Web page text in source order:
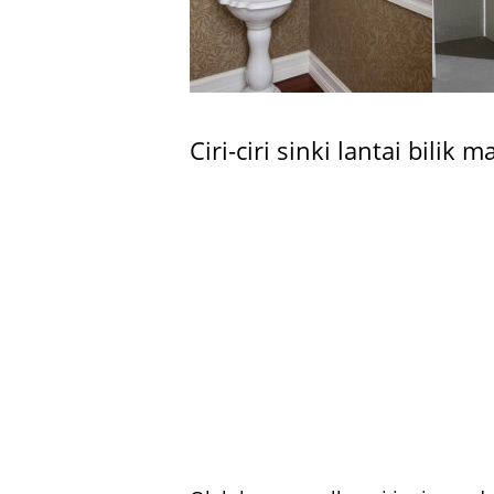
Ciri-ciri sinki lantai bilik